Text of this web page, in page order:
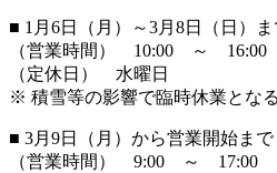
■ 1月6日（月）～3月8日（日）
（営業時間） 10:00 ～ 16:00
（定休日） 水曜日
※ 積雪等の影響で臨時休業とな
■ 3月9日（月）から営業開始まで
（営業時間） 9:00 ～ 17:00